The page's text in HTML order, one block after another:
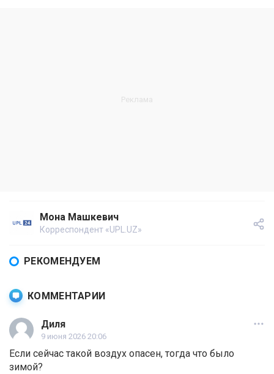
Мона Машкевич
Корреспондент «UPL.UZ»
РЕКОМЕНДУЕМ
КОММЕНТАРИИ
Диля
9 июня 2026 20:06
Если сейчас такой воздух опасен, тогда что было
зимой?